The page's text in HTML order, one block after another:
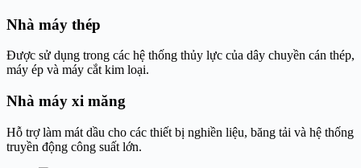
Nhà máy thép
Được sử dụng trong các hệ thống thủy lực của dây chuyền cán thép,
máy ép và máy cắt kim loại.
Nhà máy xi măng
Hỗ trợ làm mát dầu cho các thiết bị nghiền liệu, băng tải và hệ thống
truyền động công suất lớn.